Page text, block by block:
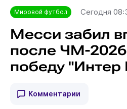
Мировой футбол Сегодня
Месси забил
после ЧМ-
победу
Комментарии